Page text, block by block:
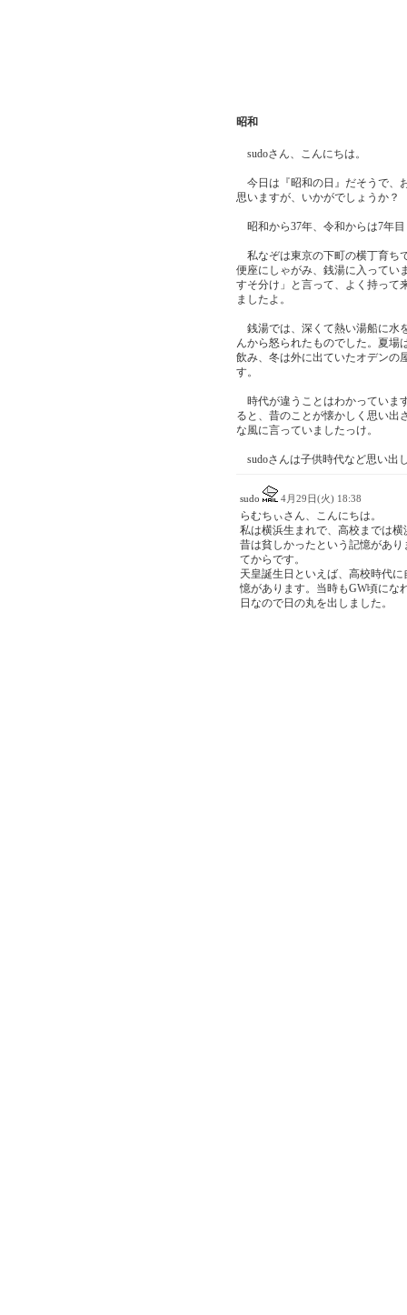
昭和
sudoさん、こんにちは。
今日は『昭和の日』だそうで、
思いますが、いかがでしょうか？
昭和から37年、令和からは7年
私なぞは東京の下町の横丁育ち
便座にしゃがみ、銭湯に入って
すそ分け」と言って、よく持って
ましたよ。
銭湯では、深くて熱い湯船に水
んから怒られたものでした。夏場
飲み、冬は外に出ていたオデンの
す。
時代が違うことはわかっていま
ると、昔のことが懐かしく思い出
な風に言っていましたっけ。
sudoさんは子供時代など思い出
sudo 4月29日(火) 18:38
らむちぃさん、こんにちは。
私は横浜生まれで、高校までは
昔は貧しかったという記憶があ
てからです。
天皇誕生日といえば、高校時代
憶があります。当時もGW頃にな
日なので日の丸を出しました。